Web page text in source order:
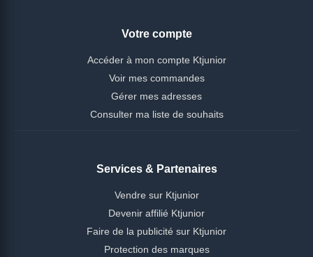
Votre compte
Accéder à mon compte Ktjunior
Voir mes commandes
Gérer mes adresses
Consulter ma liste de souhaits
Services & Partenaires
Vendre sur Ktjunior
Devenir affilié Ktjunior
Faire de la publicité sur Ktjunior
Protection des marques